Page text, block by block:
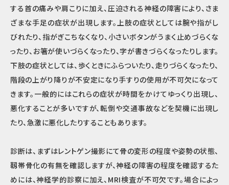
する首の痛みや肩こりに加え、圧迫される神経の障害により、さま
ざまな手足の症状が出現します。上肢の症状としては腕や指がし
びれたり、指がぎこちなくなり、小さいボタンがうまく止めづらくな
ったり、お箸が使いづらくなったり、字が書きづらくなったりします。
下肢の症状としては、歩くときにふらついたり、走りづらくなったり、
階段の上がり降りが不安定になり手すりの使用が不可欠になって
きます。一般的にはこれらの症状が時間をかけてゆっくり出現し、
悪化することが多いですが、転倒や交通事故などを契機に出現し
たり、急激に悪化したりすることもあります。
診断は、まずはレントゲン撮影にて骨の変形の程度や姿勢の状態、
靱帯骨化の有無を確認しますが、神経の障害の程度を確認するた
めには、神経学的診察に加え、MRI検査が不可欠です。場合によっ